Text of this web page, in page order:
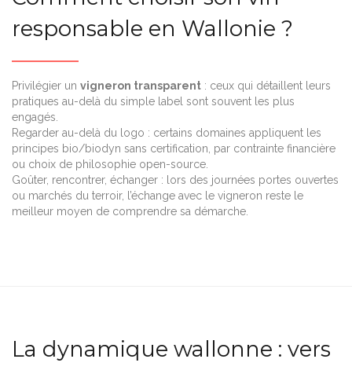
responsable en Wallonie ?
Privilégier un vigneron transparent : ceux qui détaillent leurs
pratiques au-delà du simple label sont souvent les plus
engagés.
Regarder au-delà du logo : certains domaines appliquent les
principes bio/biodyn sans certification, par contrainte financière
ou choix de philosophie open-source.
Goûter, rencontrer, échanger : lors des journées portes ouvertes
ou marchés du terroir, l’échange avec le vigneron reste le
meilleur moyen de comprendre sa démarche.
La dynamique wallonne : vers